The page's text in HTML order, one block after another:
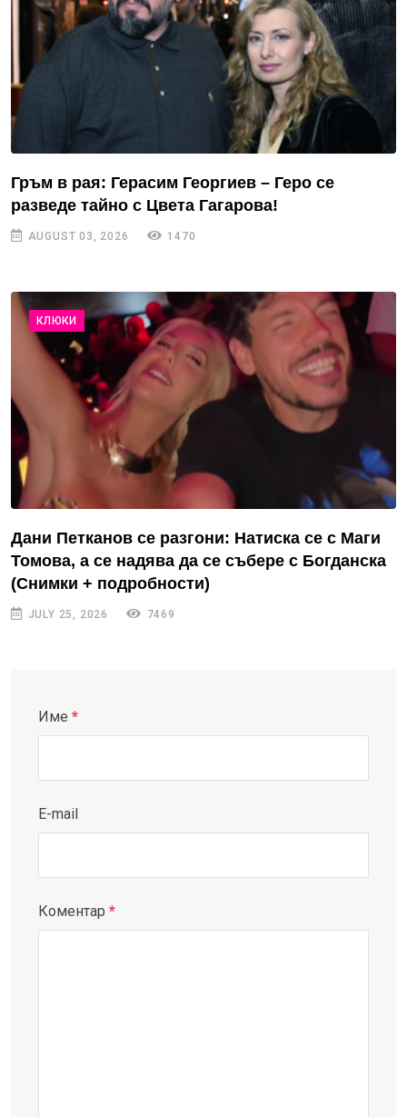
Гръм в рая: Герасим Георгиев – Геро се
разведе тайно с Цвета Гагарова!
AUGUST 03, 2026 1470
КЛЮКИ
Дани Петканов се разгони: Натиска се с Маги
Томова, а се надява да се събере с Богданска
(Снимки + подробности)
JULY 25, 2026 7469
Име *
E-mail
Коментар *